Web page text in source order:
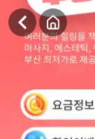
폼롤러 완벽 가이